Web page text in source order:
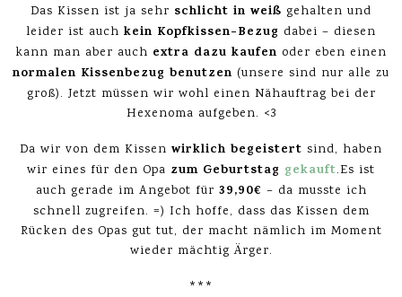
Das Kissen ist ja sehr schlicht in weiß gehalten und
leider ist auch kein Kopfkissen-Bezug dabei – diesen
kann man aber auch extra dazu kaufen oder eben einen
normalen Kissenbezug benutzen (unsere sind nur alle zu
groß). Jetzt müssen wir wohl einen Nähauftrag bei der
Hexenoma aufgeben. <3
Da wir von dem Kissen wirklich begeistert sind, haben
wir eines für den Opa zum Geburtstag gekauft.Es ist
auch gerade im Angebot für 39,90€ – da musste ich
schnell zugreifen. =) Ich hoffe, dass das Kissen dem
Rücken des Opas gut tut, der macht nämlich im Moment
wieder mächtig Ärger.
***